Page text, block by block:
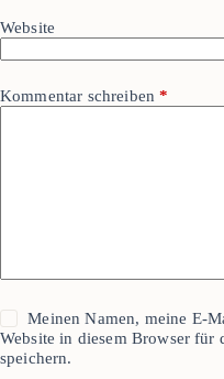
Website
Kommentar schreiben *
Meinen Namen, meine E-
Website in diesem Browser für
speichern.